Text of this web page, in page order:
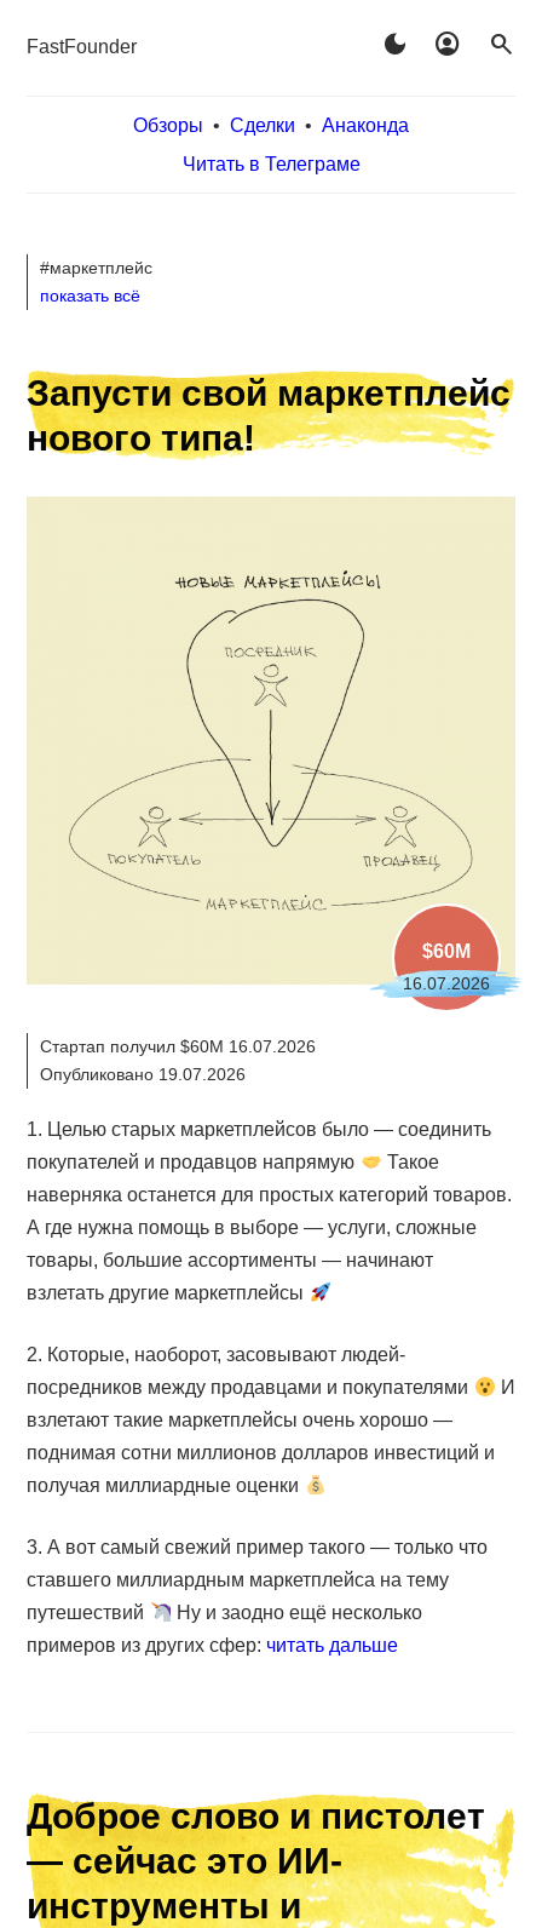
FastFounder dark_mode account_circle search
Обзоры • Сделки • Анаконда
Читать в Телеграме
#маркетплейс
показать всё
Запусти свой маркетплейс
нового типа!
$60M
16.07.2026
Стартап получил $60M 16.07.2026
Опубликовано 19.07.2026
1. Целью старых маркетплейсов было — соединить
покупателей и продавцов напрямую
Такое
наверняка останется для простых категорий товаров.
А где нужна помощь в выборе — услуги, сложные
товары, большие ассортименты — начинают
взлетать другие маркетплейсы
2. Которые, наоборот, засовывают людей-
посредников между продавцами и покупателями
И
взлетают такие маркетплейсы очень хорошо —
поднимая сотни миллионов долларов инвестиций и
получая миллиардные оценки
3. А вот самый свежий пример такого — только что
ставшего миллиардным маркетплейса на тему
путешествий
Ну и заодно ещё несколько
примеров из других сфер: читать дальше
Доброе слово и пистолет
— сейчас это ИИ-
инструменты и